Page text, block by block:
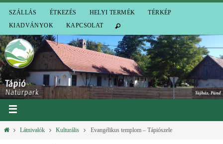
SZÁLLÁS ÉTKEZÉS HELYI TERMÉK
TÉRKÉP
KIADVÁNYOK
KAPCSOLAT
Látnivalók Kulturális Evangélikus templom – Tápiószele